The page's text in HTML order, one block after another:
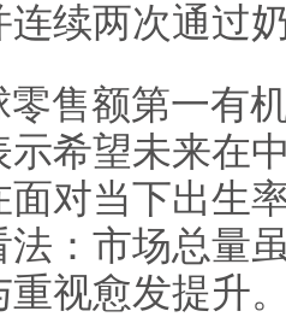
连续两次通过
零售额第一有
示希望未来在
对当下出生
法：市场总量
重视愈发提升